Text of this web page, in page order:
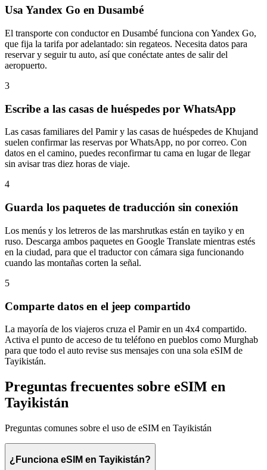
Usa Yandex Go en Dusambé
El transporte con conductor en Dusambé funciona con Yandex Go,
que fija la tarifa por adelantado: sin regateos. Necesita datos para
reservar y seguir tu auto, así que conéctate antes de salir del
aeropuerto.
3
Escribe a las casas de huéspedes por WhatsApp
Las casas familiares del Pamir y las casas de huéspedes de Khujand
suelen confirmar las reservas por WhatsApp, no por correo. Con
datos en el camino, puedes reconfirmar tu cama en lugar de llegar
sin avisar tras diez horas de viaje.
4
Guarda los paquetes de traducción sin conexión
Los menús y los letreros de las marshrutkas están en tayiko y en
ruso. Descarga ambos paquetes en Google Translate mientras estés
en la ciudad, para que el traductor con cámara siga funcionando
cuando las montañas corten la señal.
5
Comparte datos en el jeep compartido
La mayoría de los viajeros cruza el Pamir en un 4x4 compartido.
Activa el punto de acceso de tu teléfono en pueblos como Murghab
para que todo el auto revise sus mensajes con una sola eSIM de
Tayikistán.
Preguntas frecuentes sobre eSIM en
Tayikistán
Preguntas comunes sobre el uso de eSIM en Tayikistán
¿Funciona eSIM en Tayikistán?